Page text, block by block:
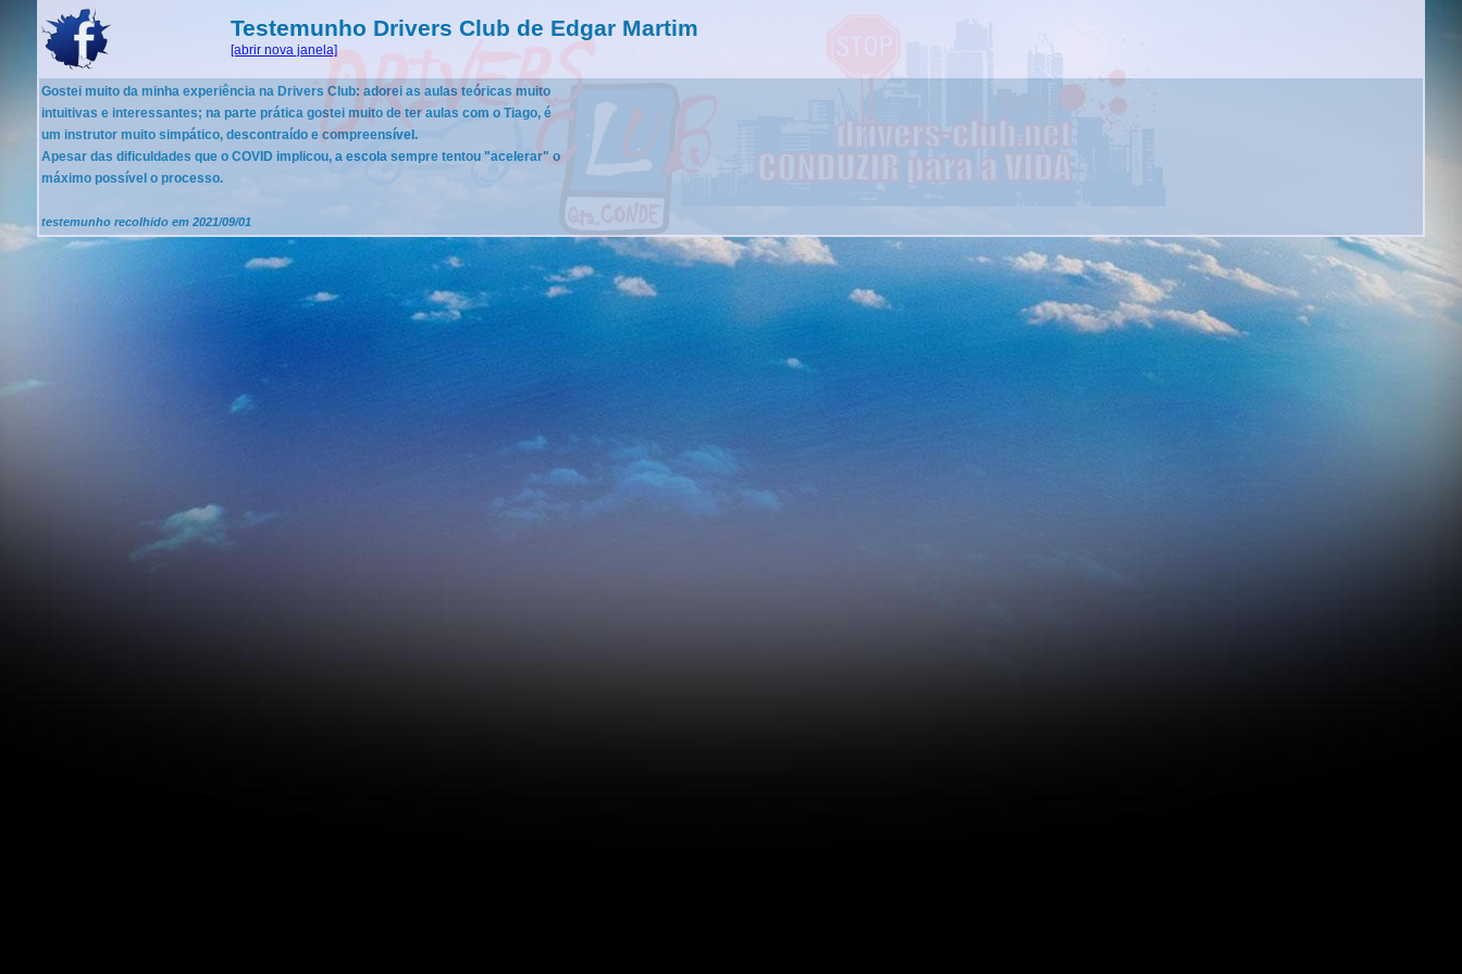
Testemunho Drivers Club de Edgar Martim
[abrir nova janela]
Gostei muito da minha experiência na Drivers Club: adorei as aulas teóricas muito
intuitivas e interessantes; na parte prática gostei muito de ter aulas com o Tiago, é
um instrutor muito simpático, descontraído e compreensível.
Apesar das dificuldades que o COVID implicou, a escola sempre tentou "acelerar" o
máximo possível o processo.
testemunho recolhido em 2021/09/01